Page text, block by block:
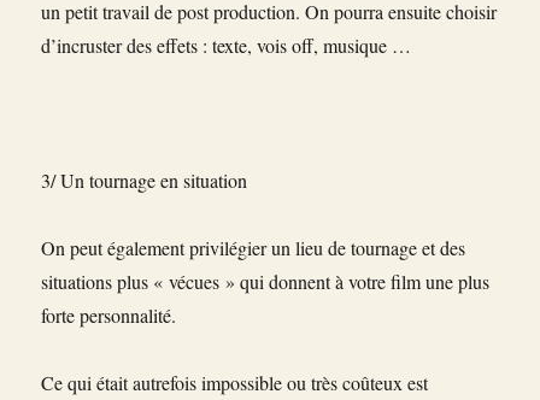
un petit travail de post production. On pourra ensuite choisir
d’incruster des effets : texte, vois off, musique …
3/ Un tournage en situation
On peut également privilégier un lieu de tournage et des
situations plus « vécues » qui donnent à votre film une plus
forte personnalité.
Ce qui était autrefois impossible ou très coûteux est